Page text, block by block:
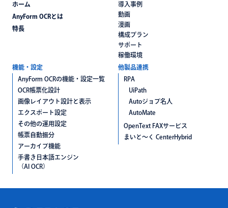
ホーム
AnyForm OCRとは
特長
機能・設定
AnyForm OCRの機能・設定一覧
OCR帳票化設計
画像レイアウト設計と表示
エクスポート設定
その他の運用設定
帳票自動振分
アーカイブ機能
手書き日本語エンジン
（AI OCR）
他製品連携
RPA
UiPath
Autoジョブ名人
AutoMate
OpenText FAXサービス
まいと〜く CenterHybrid
導入事例
動画
漫画
構成プラン
サポート
稼働環境